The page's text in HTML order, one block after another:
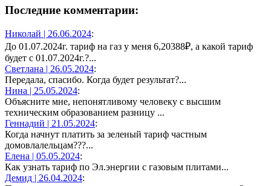
Последние комментарии:
Николай | 26.06.2024:
До 01.07.2024г. тариф на газ у меня 6,20388₽, а какой тариф
будет с 01.07.2024г.?...
Светлана | 26.05.2024:
Передала, спасибо. Когда будет результат?...
Нина | 25.05.2024:
Объясните мне, непонятливому человеку с высшим
техническим образованием разницу ...
Геннадий | 21.05.2024:
Когда начнут платить за зеленый тариф частным
домовлалельцам???...
Елена | 05.05.2024:
Как узнать тариф по Эл.энергии с газовым плитами...
Демид | 26.04.2024: